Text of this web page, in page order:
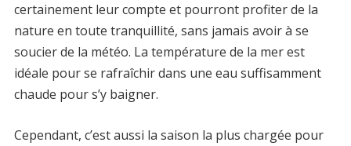
certainement leur compte et pourront profiter de la
nature en toute tranquillité, sans jamais avoir à se
soucier de la météo. La température de la mer est
idéale pour se rafraîchir dans une eau suffisamment
chaude pour s’y baigner.
Cependant, c’est aussi la saison la plus chargée pour